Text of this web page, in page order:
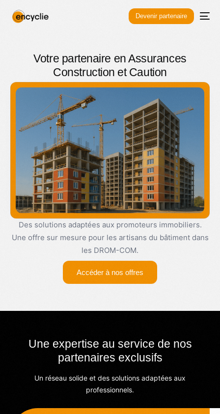
Devenir partenaire
Votre partenaire en Assurances
Construction et Caution​
Des solutions adaptées aux promoteurs immobiliers.
Une offre sur mesure pour les artisans du bâtiment dans
les DROM-COM.
Accéder à nos offres
Une expertise au service de nos
partenaires exclusifs
Un réseau solide et des solutions adaptées aux
professionnels.